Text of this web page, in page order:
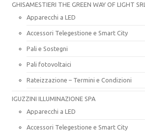
GHISAMESTIERI THE GREEN WAY OF LIGHT SRL
Apparecchi a LED
Accessori Telegestione e Smart City
Pali e Sostegni
Pali fotovoltaici
Rateizzazione – Termini e Condizioni
IGUZZINI ILLUMINAZIONE SPA
Apparecchi a LED
Accessori Telegestione e Smart City